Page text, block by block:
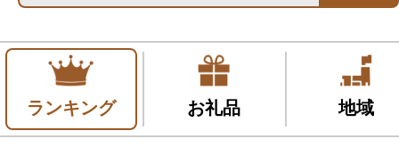
ランキング お礼品 地域